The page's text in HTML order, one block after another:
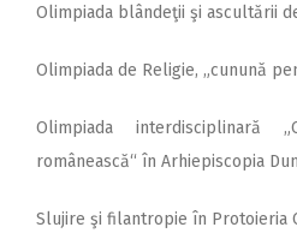
Olimpiada blândeţii şi ascultării
Olimpiada de Religie, „cunună
Olimpiada interdisciplinară
românească“ în Arhiepiscopia
Slujire şi filantropie în Protoieria